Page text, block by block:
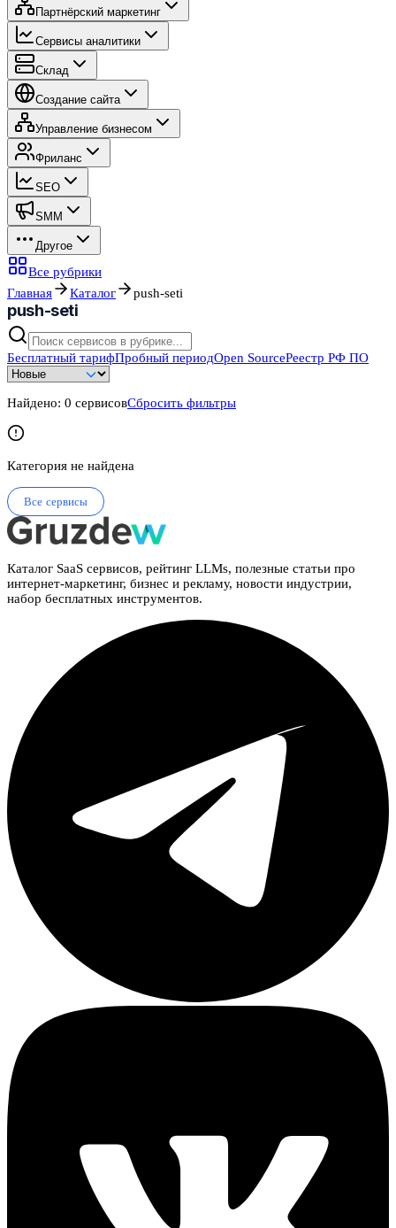
Партнёрский маркетинг
Сервисы аналитики
Склад
Создание сайта
Управление бизнесом
Фриланс
SEO
SMM
Другое
Все рубрики
Главная
Каталог push-seti
push-seti
Бесплатный тарифПробный периодOpen SourceРеестр РФ ПО
Найдено: 0 сервисовСбросить фильтры
Категория не найдена
Все сервисы
Каталог SaaS сервисов, рейтинг LLMs, полезные статьи про
интернет-маркетинг, бизнес и рекламу, новости индустрии,
набор бесплатных инструментов.